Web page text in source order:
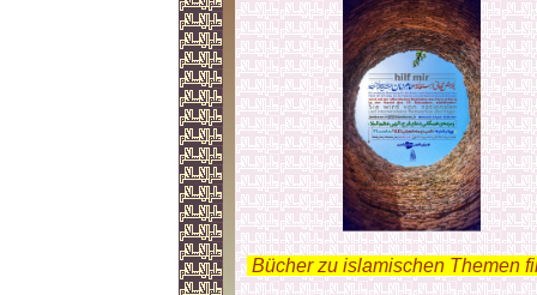
Bücher zu islamischen Themen